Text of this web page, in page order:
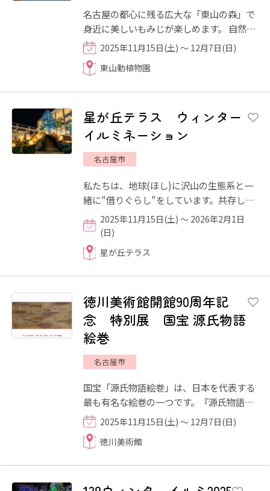
名古屋の都心に残る広大な「東山の森」で
身近に美しいもみじが楽しめます。 自然の
林を生かした園地では自生する樹種でも紅
葉するものがあり、色...
2025年11月15日(土) ～ 12月7日(日)
東山動植物園
星が丘テラス ウィンター
イルミネーション
名古屋市
私たちは、地球(ほし)に沢山の生態系と一
緒に"借りぐらし"をしています。共存して
いる植物や動物、虫のこと、地球のことを
想いやった暮らしができ...
2025年11月15日(土) ～ 2026年2月1日
(日)
星が丘テラス
徳川美術館開館90周年記
念 特別展 国宝 源氏物語
絵巻
名古屋市
国宝「源氏物語絵巻」は、日本を代表する
最も有名な絵巻の一つです。『源氏物語』
の絵画作例として現存最古を誇り、静謐(せ
いひつ)な画趣の中に物...
2025年11月15日(土) ～ 12月7日(日)
徳川美術館